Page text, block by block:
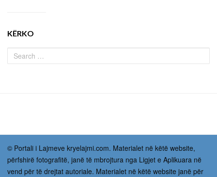
KËRKO
© Portali i Lajmeve kryelajmi.com. Materialet në këtë website,
përfshirë fotografitë, janë të mbrojtura nga Ligjet e Aplikuara në
vend për të drejtat autoriale. Materialet në këtë website janë për